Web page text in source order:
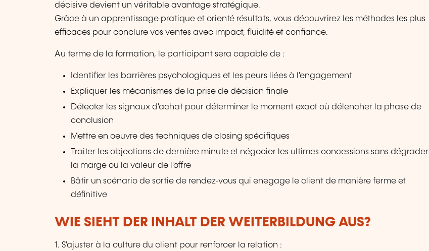
décisive devient un véritable avantage stratégique.
Grâce à un apprentissage pratique et orienté résultats, vous découvrirez les méthodes les plus
efficaces pour conclure vos ventes avec impact, fluidité et confiance.
Au terme de la formation, le participant sera capable de :
Identifier les barrières psychologiques et les peurs liées à l'engagement
Expliquer les mécanismes de la prise de décision finale
Détecter les signaux d'achat pour déterminer le moment exact où délencher la phase de
conclusion
Mettre en oeuvre des techniques de closing spécifiques
Traiter les objections de dernière minute et négocier les ultimes concessions sans dégrader
la marge ou la valeur de l'offre
Bâtir un scénario de sortie de rendez-vous qui enegage le client de manière ferme et
définitive
WIE SIEHT DER INHALT DER WEITERBILDUNG AUS?
1. S'ajuster à la culture du client pour renforcer la relation :